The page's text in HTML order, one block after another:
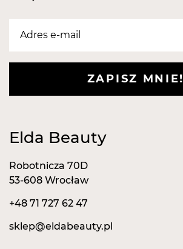
ZAPISZ MNIE!
Elda Beauty
Robotnicza 70D
53-608 Wrocław
+48 71 727 62 47
sklep@eldabeauty.pl